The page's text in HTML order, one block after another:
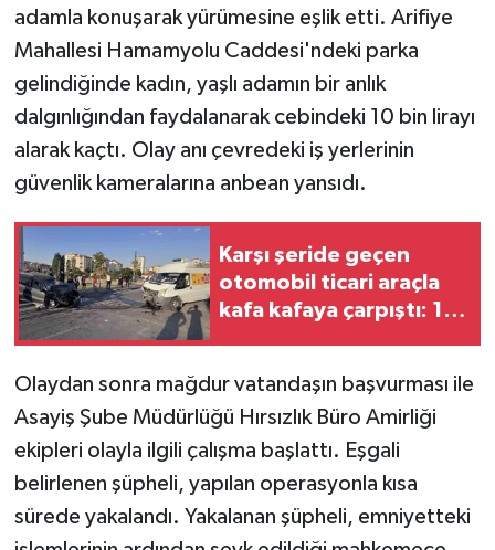
adamla konuşarak yürümesine eşlik etti. Arifiye
Mahallesi Hamamyolu Caddesi'ndeki parka
gelindiğinde kadın, yaşlı adamın bir anlık
dalgınlığından faydalanarak cebindeki 10 bin lirayı
alarak kaçtı. Olay anı çevredeki iş yerlerinin
güvenlik kameralarına anbean yansıdı.
Karşı şeride geçen
otomobil ticari araçla
kafa kafaya çarpıştı: 1'i
Olaydan sonra mağdur vatandaşın başvurması ile
Asayiş Şube Müdürlüğü Hırsızlık Büro Amirliği
ekipleri olayla ilgili çalışma başlattı. Eşgali
belirlenen şüpheli, yapılan operasyonla kısa
sürede yakalandı. Yakalanan şüpheli, emniyetteki